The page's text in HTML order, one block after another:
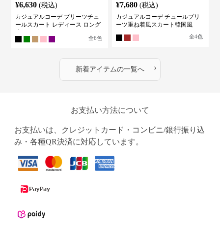
¥6,630 (税込)
カジュアルコーデ プリーツチュ
ールスカート レディース ロング
全6色
¥7,680 (税込)
カジュアルコーデ チュールプリ
ーツ重ね着風スカート韓国風
全4色
新着アイテムの一覧へ ›
お支払い方法について
お支払いは、クレジットカード・コンビニ/銀行振り込
み・各種QR決済に対応しています。